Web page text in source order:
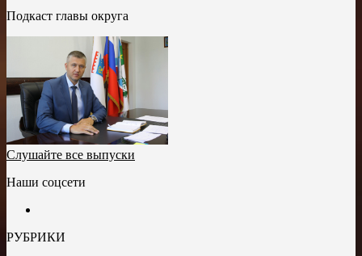
Подкаст главы округа
Слушайте все выпуски
Наши соцсети
РУБРИКИ